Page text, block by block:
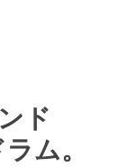
ド
ム。